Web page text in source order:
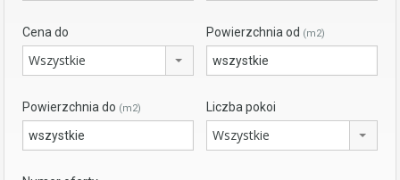
Cena do
Wszystkie
Powierzchnia od (m2)
Powierzchnia do (m2) Liczba pokoi
Wszystkie